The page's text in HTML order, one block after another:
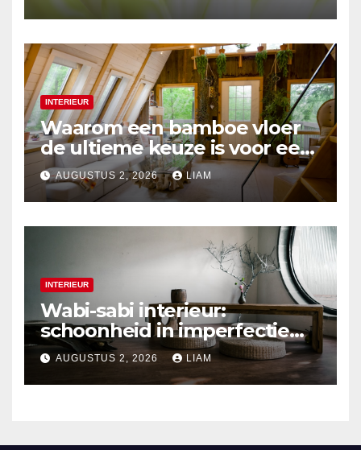
INTERIEUR
Waarom een bamboe vloer
de ultieme keuze is voor een
duurzaam interieur
AUGUSTUS 2, 2026 LIAM
INTERIEUR
Wabi-sabi interieur:
schoonheid in imperfectie
ontdekken
AUGUSTUS 2, 2026 LIAM